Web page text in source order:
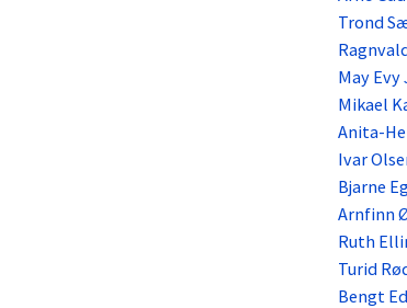
Trond
May
Mikael
Anita-
Ivar
Bjarne
Arnfinn
Ruth
Turid
Bengt